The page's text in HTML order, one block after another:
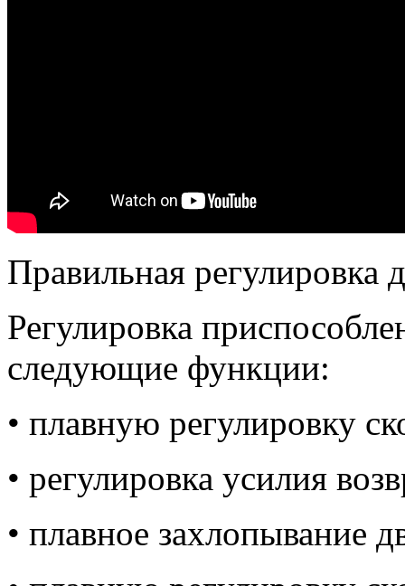
Правильная регулировка
Регулировка
следующие функции:
• плавную регулировку
• регулировка усилия
• плавное захлопывание